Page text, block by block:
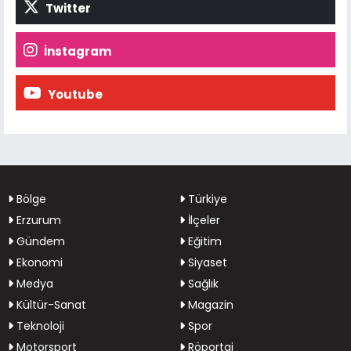
Twitter
İnstagram
Youtube
Bölge
Türkiye
Erzurum
İlçeler
Gündem
Eğitim
Ekonomi
Siyaset
Medya
Sağlık
Kültür-Sanat
Magazin
Teknoloji
Spor
Motorsport
Röportaj